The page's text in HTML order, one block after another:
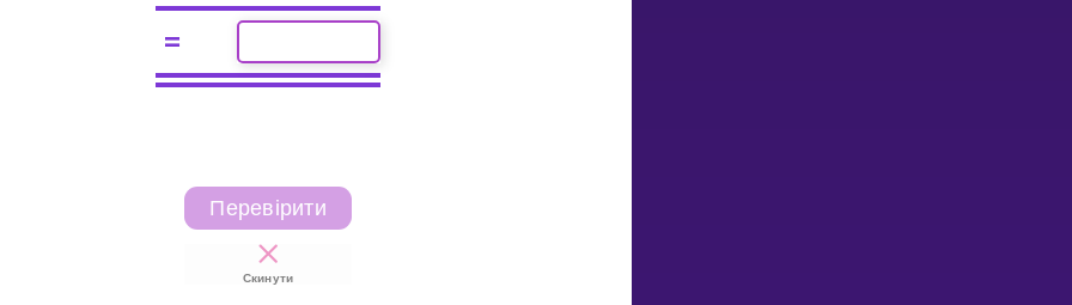
=
Перевірити
Скинути